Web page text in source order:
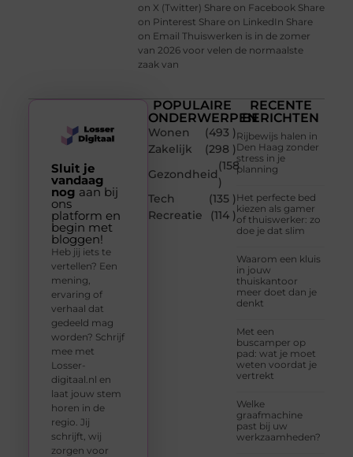
on X (Twitter) Share on Facebook Share
on Pinterest Share on LinkedIn Share
on Email Thuiswerken is in de zomer
van 2026 voor velen de normaalste
zaak van
POPULAIRE
ONDERWERPEN
Wonen
(493 )
Zakelijk
(298 )
Gezondheid
(158
)
Tech
(135 )
Recreatie
(114 )
RECENTE
BERICHTEN
Rijbewijs halen in
Den Haag zonder
stress in je
planning
Het perfecte bed
kiezen als gamer
of thuiswerker: zo
doe je dat slim
Waarom een kluis
in jouw
thuiskantoor
meer doet dan je
denkt
Met een
buscamper op
pad: wat je moet
weten voordat je
vertrekt
Welke
graafmachine
past bij uw
werkzaamheden?
Sluit je
vandaag
nog aan bij
ons
platform en
begin met
bloggen!
Heb jij iets te
vertellen? Een
mening,
ervaring of
verhaal dat
gedeeld mag
worden? Schrijf
mee met
Losser-
digitaal.nl en
laat jouw stem
horen in de
regio. Jij
schrijft, wij
zorgen voor